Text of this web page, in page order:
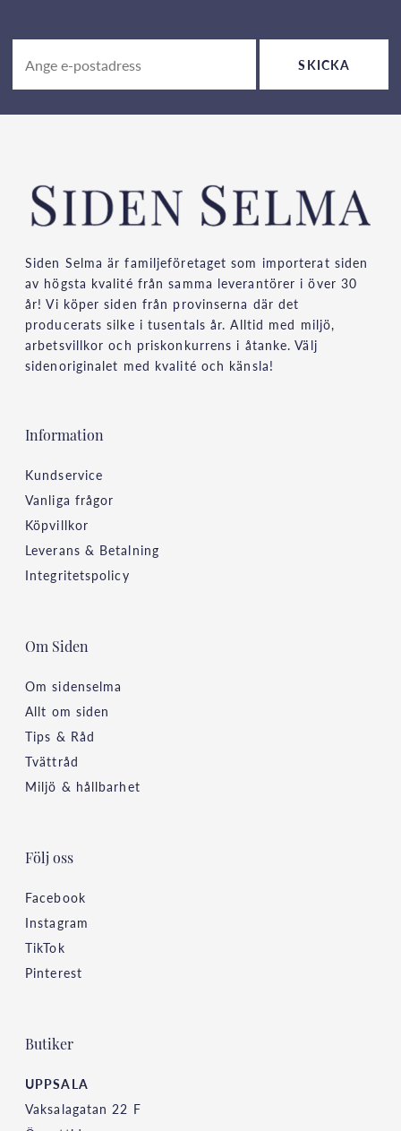
SKICKA
Siden Selma är familjeföretaget som importerat siden
av högsta kvalité från samma leverantörer i över 30
år! Vi köper siden från provinserna där det
producerats silke i tusentals år. Alltid med miljö,
arbetsvillkor och priskonkurrens i åtanke. Välj
sidenoriginalet med kvalité och känsla!
Information
Kundservice
Vanliga frågor
Köpvillkor
Leverans & Betalning
Integritetspolicy
Om Siden
Om sidenselma
Allt om siden
Tips & Råd
Tvättråd
Miljö & hållbarhet
Följ oss
Facebook
Instagram
TikTok
Pinterest
Butiker
UPPSALA
Vaksalagatan 22 F